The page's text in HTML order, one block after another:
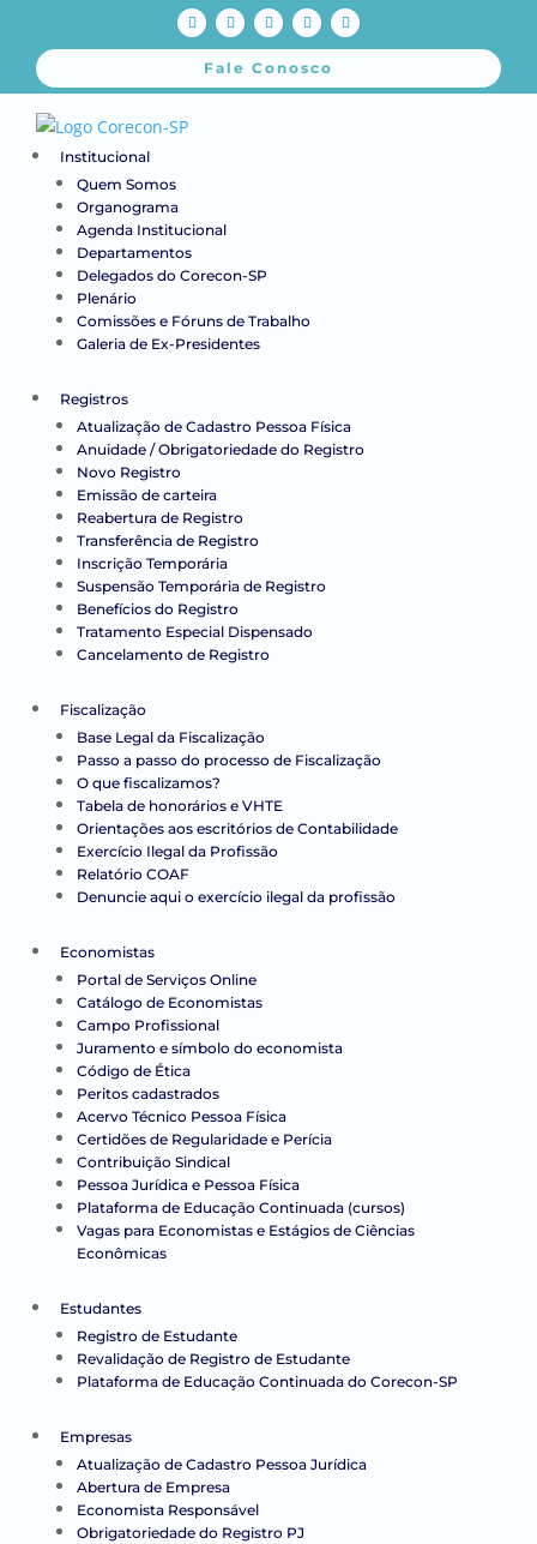
Fale Conosco
Institucional
Quem Somos
Organograma
Agenda Institucional
Departamentos
Delegados do Corecon-SP
Plenário
Comissões e Fóruns de Trabalho
Galeria de Ex-Presidentes
Registros
Atualização de Cadastro Pessoa Física
Anuidade / Obrigatoriedade do Registro
Novo Registro
Emissão de carteira
Reabertura de Registro
Transferência de Registro
Inscrição Temporária
Suspensão Temporária de Registro
Benefícios do Registro
Tratamento Especial Dispensado
Cancelamento de Registro
Fiscalização
Base Legal da Fiscalização
Passo a passo do processo de Fiscalização
O que fiscalizamos?
Tabela de honorários e VHTE
Orientações aos escritórios de Contabilidade
Exercício Ilegal da Profissão
Relatório COAF
Denuncie aqui o exercício ilegal da profissão
Economistas
Portal de Serviços Online
Catálogo de Economistas
Campo Profissional
Juramento e símbolo do economista
Código de Ética
Peritos cadastrados
Acervo Técnico Pessoa Física
Certidões de Regularidade e Perícia
Contribuição Sindical
Pessoa Jurídica e Pessoa Física
Plataforma de Educação Continuada (cursos)
Vagas para Economistas e Estágios de Ciências
Econômicas
Estudantes
Registro de Estudante
Revalidação de Registro de Estudante
Plataforma de Educação Continuada do Corecon-SP
Empresas
Atualização de Cadastro Pessoa Jurídica
Abertura de Empresa
Economista Responsável
Obrigatoriedade do Registro PJ